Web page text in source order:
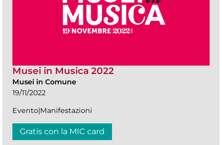
Musei in Musica 2022
Musei in Comune
19/11/2022
Evento|Manifestazioni
Gratis con la MIC card